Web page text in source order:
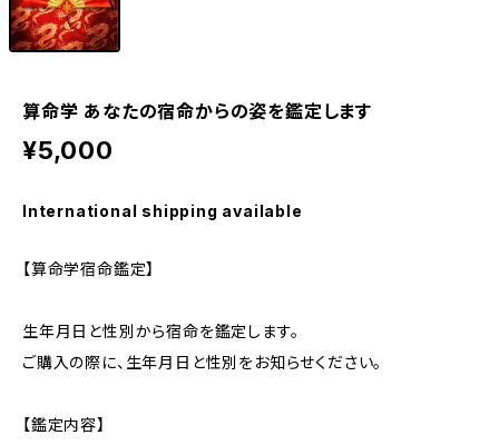
算命学 あなたの宿命からの姿を鑑定します
¥5,000
International shipping available
【算命学宿命鑑定】
生年月日と性別から宿命を鑑定します。
ご購入の際に、生年月日と性別をお知らせください。
【鑑定内容】